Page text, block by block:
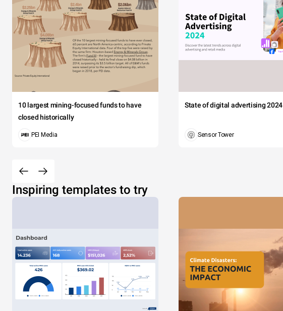
10 largest mining-focused funds to have
closed historically
PEI Media
State of digital advertising 2024
Sensor Tower
Inspiring templates to try